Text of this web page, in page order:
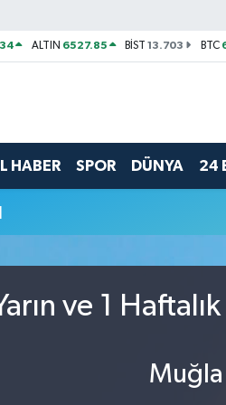
ALTIN 6527.85 BİST13.703 BTC
HABER SPOR DÜNYA 24
ve 1
Muğla